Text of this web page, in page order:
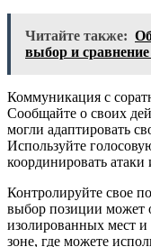
Читайте также:
выбор и
Коммуникация с
Сообщайте о своих
могли адаптировать
Используйте
координировать
Контролируйте свое
выбор позиции может
изолированных мест и
зоне, где можете